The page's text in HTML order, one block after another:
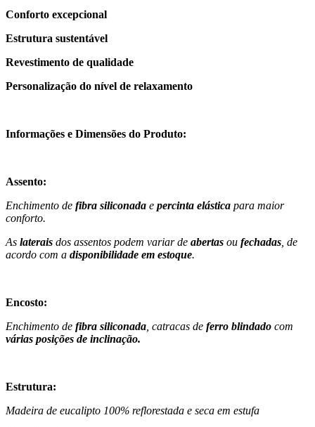
Conforto excepcional
Estrutura sustentável
Revestimento de qualidade
Personalização do nível de relaxamento
Informações e Dimensões do Produto:
Assento:
Enchimento de fibra siliconada e percinta elástica para maior
conforto.
As laterais dos assentos podem variar de abertas ou fechadas , de
acordo com a disponibilidade em estoque.
Encosto:
Enchimento de fibra siliconada , catracas de ferro blindado com
várias posições de inclinação.
Estrutura:
Madeira de eucalipto 100% reflorestada e seca em estufa